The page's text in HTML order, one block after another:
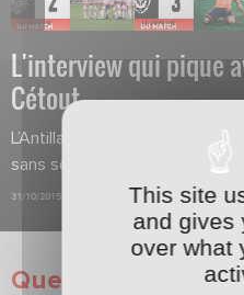
L'interview qui pique
Cétout
L’Antillais va-t-il chanter du
sans se gratter l’œil ?
31/10/2015
Questions de
This site
and gives
over what